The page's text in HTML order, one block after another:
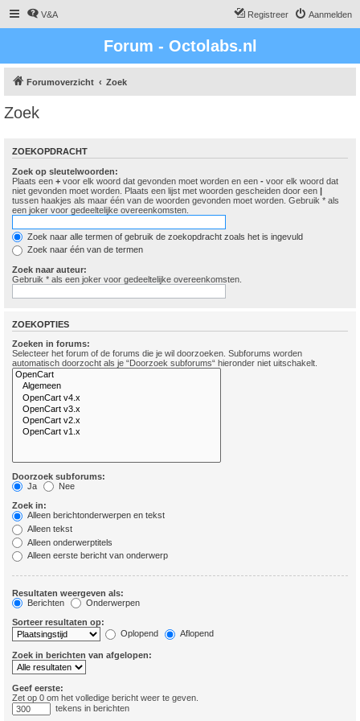
V&A Aanmelden
Registreer
Forum - Octolabs.nl
Forumoverzicht Zoek
Zoek
ZOEKOPDRACHT
Zoek op sleutelwoorden:
Plaats een + voor elk woord dat gevonden moet worden en een - voor elk woord dat
niet gevonden moet worden. Plaats een lijst met woorden gescheiden door een |
tussen haakjes als maar één van de woorden gevonden moet worden. Gebruik * als
een joker voor gedeeltelijke overeenkomsten.
Zoek naar alle termen of gebruik de zoekopdracht zoals het is ingevuld
Zoek naar één van de termen
Zoek naar auteur:
Gebruik * als een joker voor gedeeltelijke overeenkomsten.
ZOEKOPTIES
Zoeken in forums:
Selecteer het forum of de forums die je wil doorzoeken. Subforums worden
automatisch doorzocht als je “Doorzoek subforums“ hieronder niet uitschakelt.
Doorzoek subforums:
Ja
Nee
Zoek in:
Alleen berichtonderwerpen en tekst
Alleen tekst
Alleen onderwerptitels
Alleen eerste bericht van onderwerp
Resultaten weergeven als:
Berichten
Onderwerpen
Sorteer resultaten op:
Oplopend
Aflopend
Zoek in berichten van afgelopen:
Geef eerste:
Zet op 0 om het volledige bericht weer te geven.
tekens in berichten